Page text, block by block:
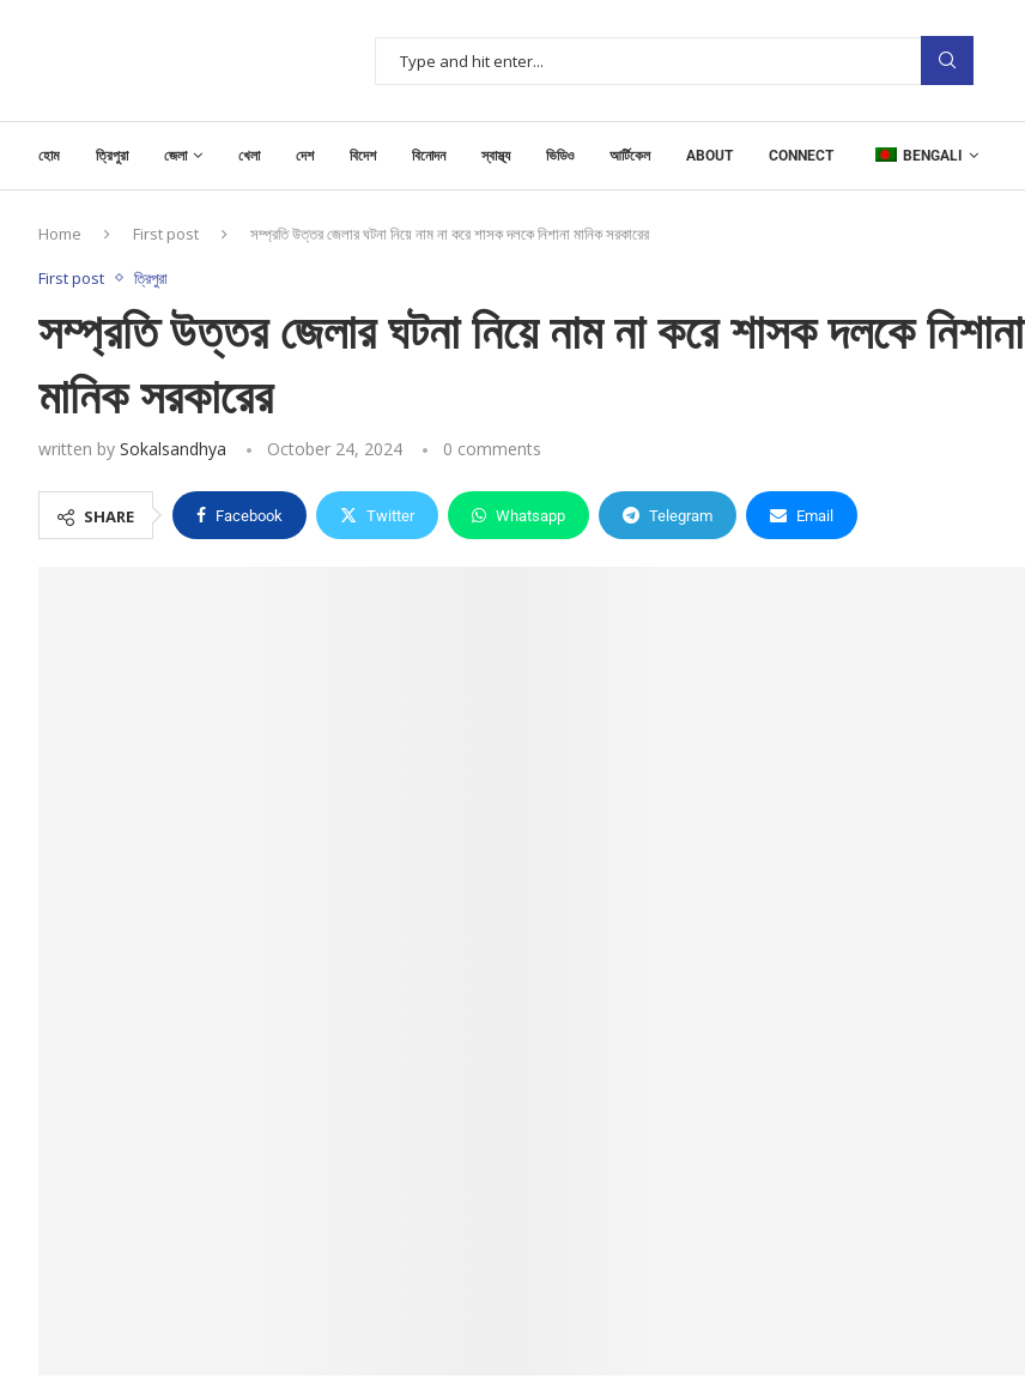
হোম ত্রিপুরা জেলা খেলা দেশ বিদেশ বিনোদন স্বাস্থ্য ভিডিও আর্টিকেল ABOUT CONNECT BENGALI
Home First post সম্প্রতি উত্তর জেলার ঘটনা নিয়ে নাম না করে শাসক দলকে নিশানা মানিক সরকারের
First post ত্রিপুরা
সম্প্রতি উত্তর জেলার ঘটনা নিয়ে নাম না করে শাসক দলকে নিশানা
মানিক সরকারের
written by Sokalsandhya October 24, 2024 0 comments
SHARE Facebook Twitter Whatsapp Telegram Email